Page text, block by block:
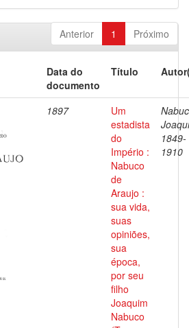
Anterior 1 Próximo
Data do
documento
Título
1897
Um
estadista
do
Império :
Nabuco
de
Araujo :
sua vida,
suas
opiniões,
sua
época,
por seu
filho
Joaquim
Nabuco
1849-
1910